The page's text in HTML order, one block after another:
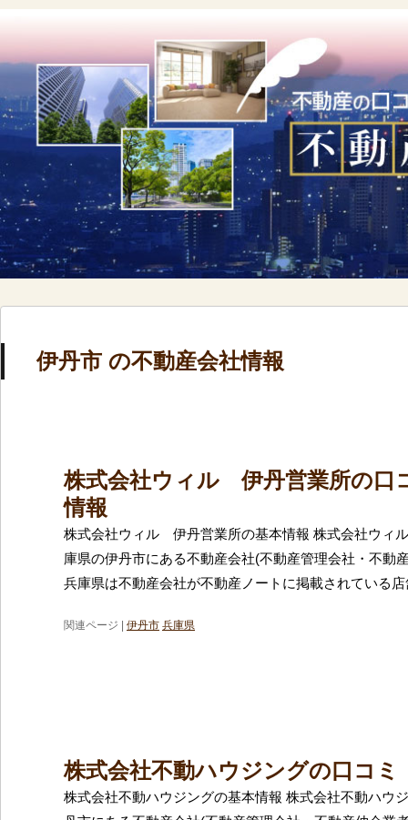
伊丹市 の不動産会社情報
株式会社ウィル 伊丹営業所の口
情報
株式会社ウィル 伊丹営業所の基本情報 株式会社ウィ
庫県の伊丹市にある不動産会社(不動産管理会社・不動
兵庫県は不動産会社が不動産ノートに掲載されている
関連ページ | 伊丹市 兵庫県
株式会社不動ハウジングの口コミ
株式会社不動ハウジングの基本情報 株式会社不動ハウ